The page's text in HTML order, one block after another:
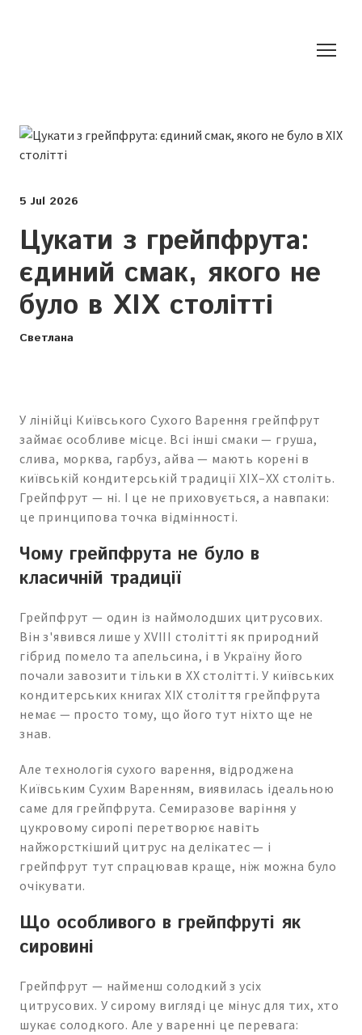
5 Jul 2026
Цукати з грейпфрута:
єдиний смак, якого не
було в XIX столітті
Светлана
У лінійці Київського Сухого Варення грейпфрут
займає особливе місце. Всі інші смаки — груша,
слива, морква, гарбуз, айва — мають корені в
київській кондитерській традиції XIX–XX століть.
Грейпфрут — ні. І це не приховується, а навпаки:
це принципова точка відмінності.
Чому грейпфрута не було в
класичній традиції
Грейпфрут — один із наймолодших цитрусових.
Він з'явився лише у XVIII столітті як природний
гібрид помело та апельсина, і в Україну його
почали завозити тільки в XX столітті. У київських
кондитерських книгах XIX століття грейпфрута
немає — просто тому, що його тут ніхто ще не
знав.
Але технологія сухого варення, відроджена
Київським Сухим Варенням, виявилась ідеальною
саме для грейпфрута. Семиразове варіння у
цукровому сиропі перетворює навіть
найжорсткіший цитрус на делікатес — і
грейпфрут тут спрацював краще, ніж можна було
очікувати.
Що особливого в грейпфруті як
сировині
Грейпфрут — найменш солодкий з усіх
цитрусових. У сирому вигляді це мінус для тих, хто
шукає солодкого. Але у варенні це перевага: